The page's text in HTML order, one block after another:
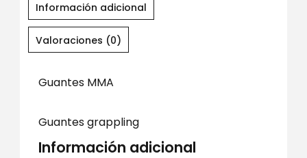
Información adicional
Valoraciones (0)
Guantes MMA
Guantes grappling
Información adicional